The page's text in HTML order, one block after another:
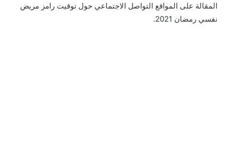
المقالة على المواقع التواصل الاجتماعي حول توقيت رامز مريض
نفسي رمضان 2021.